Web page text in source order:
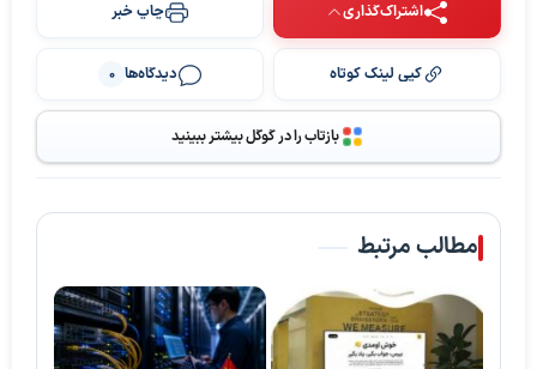
اشتراک‌گذاری چاپ خبر
کپی لینک کوتاه دیدگاه‌ها 0
بازتاب را در گوگل بیشتر ببینید
مطالب مرتبط